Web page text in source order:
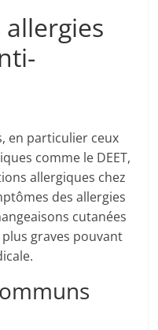
allergies
en particulier ceux
comme le DEET,
allergiques chez
des allergies
cutanées
graves pouvant